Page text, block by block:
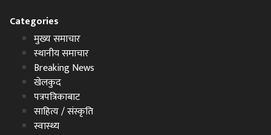
Categories
मुख्य समाचार
स्थानीय समाचार
Breaking News
खेलकुद
पत्रपत्रिकाबाट
साहित्य / संस्कृति
स्वास्थ्य